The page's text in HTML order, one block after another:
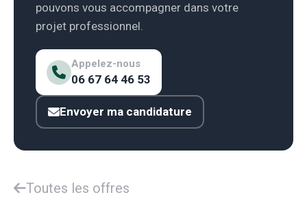
pouvons vous accompagner dans votre
projet professionnel.
Appelez-nous
06 67 64 46 53
Envoyer ma candidature
Toutes les offres